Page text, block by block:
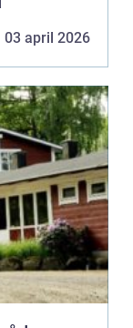
03 april 2026